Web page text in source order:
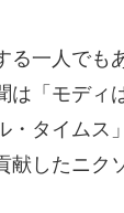
一人でも
「モディ
・タイムス
したニク